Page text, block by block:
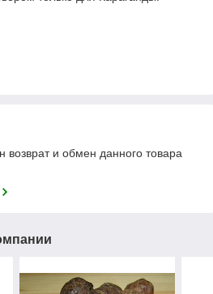
возврат и обмен данного товара